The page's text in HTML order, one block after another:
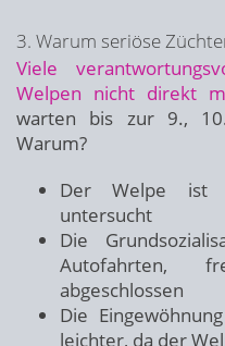
3. Warum seriöse
Viele
Welpen nicht direkt
warten bis zur 9.,
Warum?
Der Welpe ist
untersucht
Die
Autofahrten,
abgeschlossen
Die
leichter, da der